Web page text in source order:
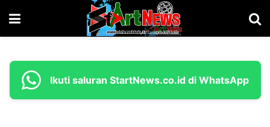
Ikuti saluran StartNews.co.id di WhatsApp